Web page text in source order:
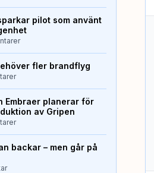
pilot som använt
fler brandflyg
Embraer planerar för
av Gripen
backar – men går på